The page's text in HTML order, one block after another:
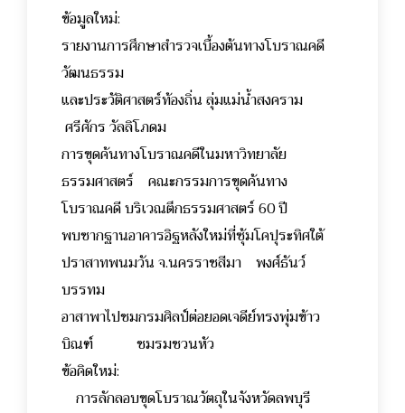
ข้อมูลใหม่:
รายงานการศึกษาสำรวจเบื้องต้นทางโบราณคดี
วัฒนธรรม
และประวัติศาสตร์ท้องถิ่น ลุ่มแม่น้ำสงคราม
ศรีศักร วัลลิโภดม
การขุดค้นทางโบราณคดีในมหาวิทยาลัย
ธรรมศาสตร์ คณะกรรมการขุดค้นทาง
โบราณคดี บริเวณตึกธรรมศาสตร์ 60 ปี
พบซากฐานอาคารอิฐหลังใหม่ที่ซุ้มโคปุระทิศใต้
ปราสาทพนมวัน จ.นครราชสีมา พงศ์ธันว์
บรรทม
อาสาพาไปชมกรมศิลป์ต่อยอดเจดีย์ทรงพุ่มข้าว
บิณฑ์ ชมรมชวนหัว
ข้อคิดใหม่:
การลักลอบขุดโบราณวัตถุในจังหวัดลพบุรี